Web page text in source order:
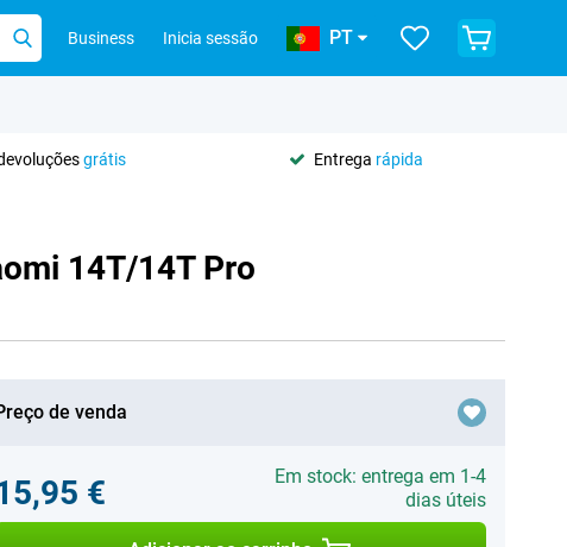
Business Inicia sessão PT
grátis Entrega rápida
14T/14T Pro
de venda
€
Em stock: entrega em 1-4
dias úteis